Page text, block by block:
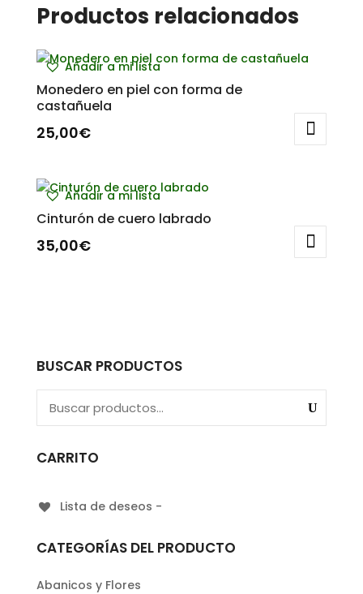
Productos relacionados
Añadir a mi lista
Monedero en piel con forma de
castañuela
25,00€
Añadir a mi lista
Cinturón de cuero labrado
35,00€
BUSCAR PRODUCTOS
CARRITO
Lista de deseos -
CATEGORÍAS DEL PRODUCTO
Abanicos y Flores